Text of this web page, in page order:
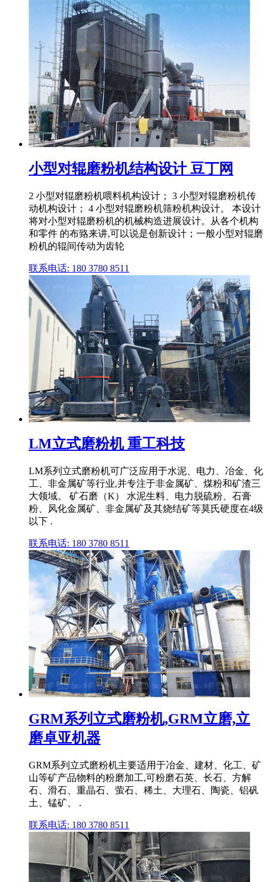
小型对辊磨粉机结构设计 豆丁网
2 小型对辊磨粉机喂料机构设计； 3 小型对辊磨粉机传
动机构设计； 4 小型对辊磨粉机筛粉机构设计。 本设计
将对小型对辊磨粉机的机械构造进展设计。从各个机构
和零件 的布臵来讲,可以说是创新设计；一般小型对辊磨
粉机的辊间传动为齿轮
联系电话: 180 3780 8511
LM立式磨粉机 重工科技
LM系列立式磨粉机可广泛应用于水泥、电力、冶金、化
工、非金属矿等行业,并专注于非金属矿、煤粉和矿渣三
大领域。 矿石磨（K） 水泥生料、电力脱硫粉、石膏
粉、风化金属矿、非金属矿及其烧结矿等莫氏硬度在4级
以下 .
联系电话: 180 3780 8511
GRM系列立式磨粉机,GRM立磨,立
磨卓亚机器
GRM系列立式磨粉机主要适用于冶金、建材、化工、矿
山等矿产品物料的粉磨加工,可粉磨石英、长石、方解
石、滑石、重晶石、萤石、稀土、大理石、陶瓷、铝矾
土、锰矿、 .
联系电话: 180 3780 8511